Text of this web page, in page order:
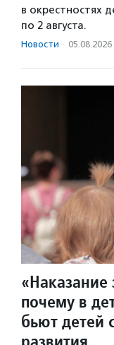
в окрестностях
по 2 августа.
Новости · 05.08.2026
«Наказание
почему в
бьют детей